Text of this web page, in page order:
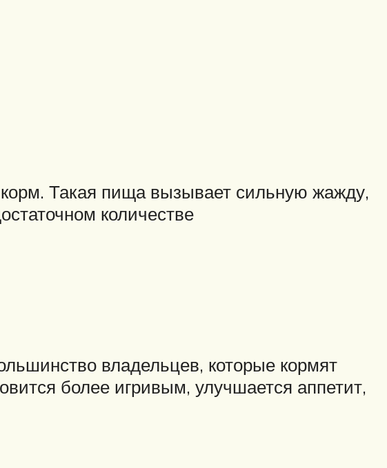
Такая пища вызывает сильную жажду,
количестве
владельцев, которые кормят
более игривым, улучшается аппетит,